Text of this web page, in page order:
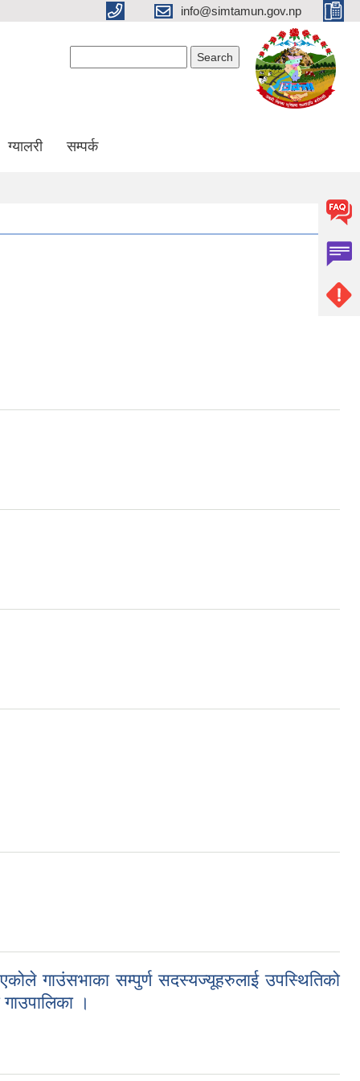
info@simtamun.gov.np
ग्यालरी सम्पर्क
गाउंसभाका स‍म्पुर्ण सदस्यज्यूहरुलाई उपस्थितिको
।